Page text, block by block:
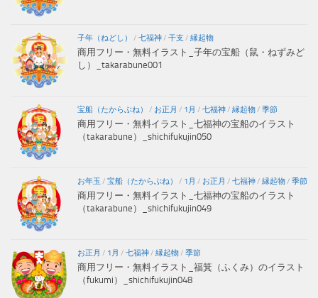
子年（ねどし） / 七福神/ 干支 / 縁起物
商用フリー・無料イラスト_子年の宝船（鼠・ねずみど
し）_takarabune001
宝船（たからぶね） / お正月 / 1月 / 七福神/ 縁起物/ 季節
商用フリー・無料イラスト_七福神の宝船のイラスト
（takarabune）_shichifukujin050
お年玉 / 宝船（たからぶね） / 1月 / お正月 / 七福神/ 縁起物/ 季節
商用フリー・無料イラスト_七福神の宝船のイラスト
（takarabune）_shichifukujin049
お正月 / 1月 / 七福神/ 縁起物/ 季節
商用フリー・無料イラスト_福箕（ふくみ）のイラスト
（fukumi）_shichifukujin048